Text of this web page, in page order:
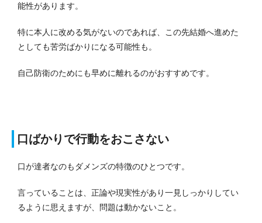
能性があります。
特に本人に改める気がないのであれば、この先結婚へ進めた
としても苦労ばかりになる可能性も。
自己防衛のためにも早めに離れるのがおすすめです。
口ばかりで行動をおこさない
口が達者なのもダメンズの特徴のひとつです。
言っていることは、正論や現実性があり一見しっかりしてい
るように思えますが、問題は動かないこと。